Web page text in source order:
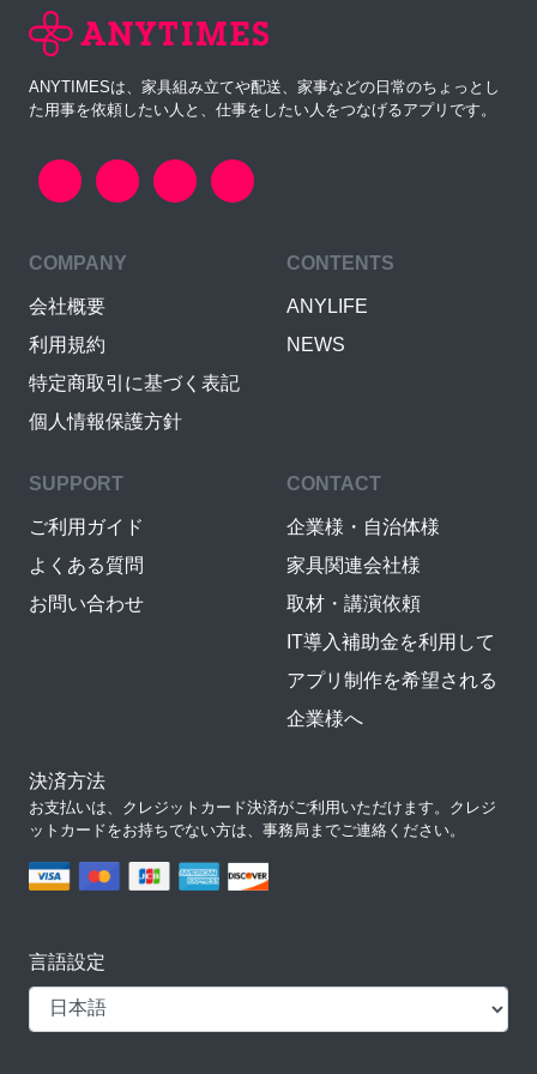
ANYTIMESは、家具組み立てや配送、家事などの日常のちょっとし
た用事を依頼したい人と、仕事をしたい人をつなげるアプリです。
COMPANY
会社概要
利用規約
特定商取引に基づく表記
個人情報保護方針
CONTENTS
ANYLIFE
NEWS
SUPPORT
ご利用ガイド
よくある質問
お問い合わせ
CONTACT
企業様・自治体様
家具関連会社様
取材・講演依頼
IT導入補助金を利用して
アプリ制作を希望される
企業様へ
決済方法
お支払いは、クレジットカード決済がご利用いただけます。クレジ
ットカードをお持ちでない方は、事務局までご連絡ください。
言語設定